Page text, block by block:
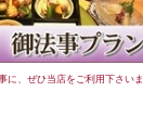
に、ぜひ当店をご利用下さいま